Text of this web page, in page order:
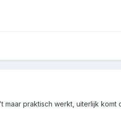
praktisch werkt, uiterlijk